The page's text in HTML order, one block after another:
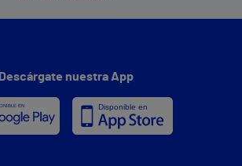
Descárgate nuestra App